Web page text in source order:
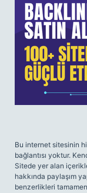
Bu internet sitesinin
bağlantısı yoktur.
Sitede yer alan
hakkında paylaşım
benzerlikleri